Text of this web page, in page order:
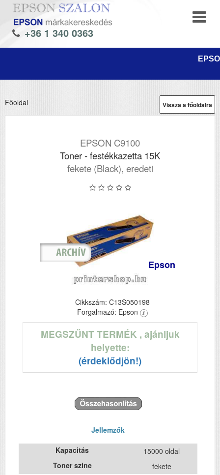
+36 1 340 0363
Vissza a főoldalra
Főoldal
EPSON C9100
Toner - festékkazetta 15K
fekete (Black), eredeti
Epson
Cikkszám: C13S050198
Forgalmazó: Epson
MEGSZŰNT TERMÉK , ajánljuk
helyette:
(érdeklődjön!)
Jellemzők
Kapacitás
15000 oldal
Toner szine
fekete